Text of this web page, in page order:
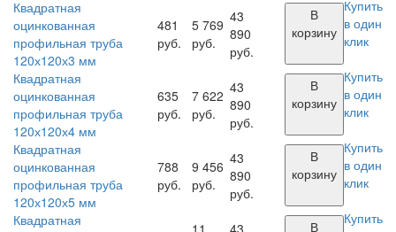
Квадратная
оцинкованная
профильная труба
120х120х3 мм
481
руб.
5 769
руб.
43
890
руб.
В
корзину
Купить
в один
клик
Квадратная
оцинкованная
профильная труба
120х120х4 мм
635
руб.
7 622
руб.
43
890
руб.
В
корзину
Купить
в один
клик
Квадратная
оцинкованная
профильная труба
120х120х5 мм
788
руб.
9 456
руб.
43
890
руб.
В
корзину
Купить
в один
клик
Квадратная
В
Купить